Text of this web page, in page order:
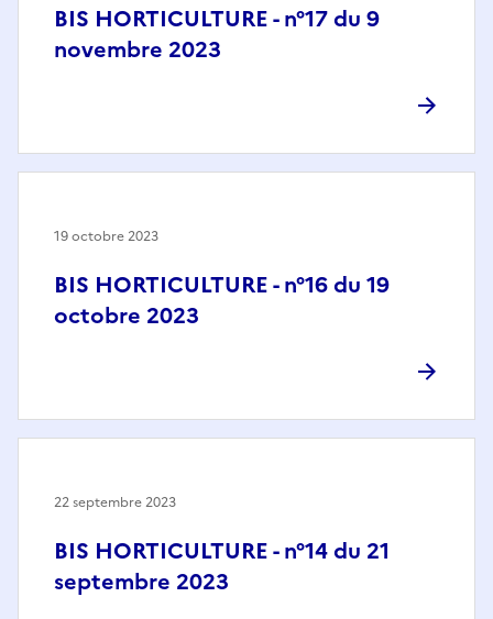
BIS HORTICULTURE - n°17 du 9
novembre 2023
BIS HORTICULTURE - n°16 du 19
octobre 2023
19 octobre 2023
BIS HORTICULTURE - n°14 du 21
septembre 2023
22 septembre 2023